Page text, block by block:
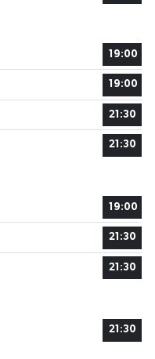
19:00
19:00
21:30
21:30
19:00
21:30
21:30
21:30